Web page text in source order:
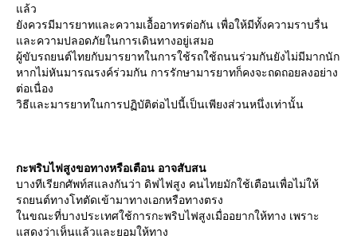
ล้ว
ังควรมีมารยาทและความเอื้ออาทรต่อกัน เพื่อให้มีทั้งความราบรื่น
ละความปลอดภัยในการเดินทางอยู่เสมอ
ผู้ขับรถยนต์ไทยกับมารยาทในการใช้รถใช้ถนนร่วมกันยังไม่มีมากนัก
หากไม่หันมารณรงค์ร่วมกัน การรักษามารยาทก็คงจะถดถอยลงอย่าง
ต่อเนื่อง
วิธีและมารยาทในการปฏิบัติต่อไปนี้เป็นเพียงส่วนหนึ่งเท่านั้น
กะพริบไฟสูงขอทางหรือเตือน อาจสับสน
บางทีเรียกศัพท์สแลงกันว่า ดิฟไฟสูง คนไทยมักใช้เตือนเพื่อไม่ให้
รถยนต์ทางโทตัดเข้ามาทางเอกหรือทางตรง
นขณะที่บางประเทศใช้การกะพริบไฟสูงเมื่ออยากให้ทาง เพราะ
สดงว่าเห็นแล้วและยอมให้ทาง